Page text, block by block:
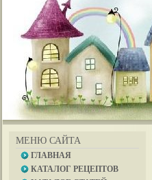
МЕНЮ САЙТА
ГЛАВНАЯ
КАТАЛОГ РЕЦЕПТОВ